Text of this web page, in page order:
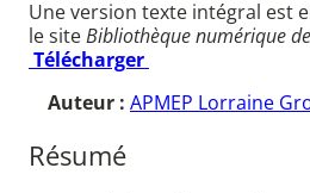
Une version texte intégral est
le siteBibliothèque numérique
Télécharger
Auteur : APMEP Lorraine
Résumé